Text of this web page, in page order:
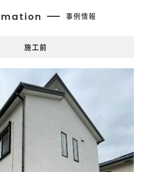
事例情報
施工前